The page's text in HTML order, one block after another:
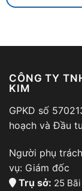
CÔNG TY
KIM
GPKD số
hoạch và Đầu
Người phụ
vụ: Giám đốc
Trụ sở: 25